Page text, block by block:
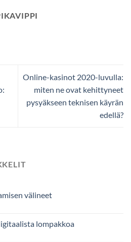
Online-kasinot 2020-luvulla:
miten ne ovat kehittyneet
pysyäkseen teknisen käyrän
edellä?
välineet
lompakkoa